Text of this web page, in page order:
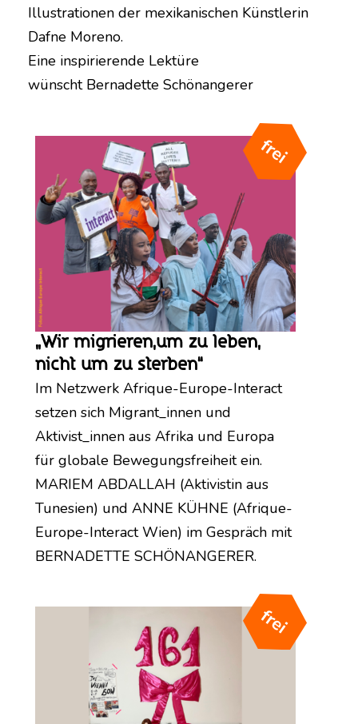
Illustrationen der mexikanischen Künstlerin
Dafne Moreno.
Eine inspirierende Lektüre
wünscht Bernadette Schönangerer
„Wir migrieren,um zu leben,
nicht um zu sterben“
Im Netzwerk Afrique-Europe-Interact
setzen sich Migrant_innen und
Aktivist_innen aus Afrika und Europa
für globale Bewegungsfreiheit ein.
MARIEM ABDALLAH (Aktivistin aus
Tunesien) und ANNE KÜHNE (Afrique-
Europe-Interact Wien) im Gespräch mit
BERNADETTE SCHÖNANGERER.